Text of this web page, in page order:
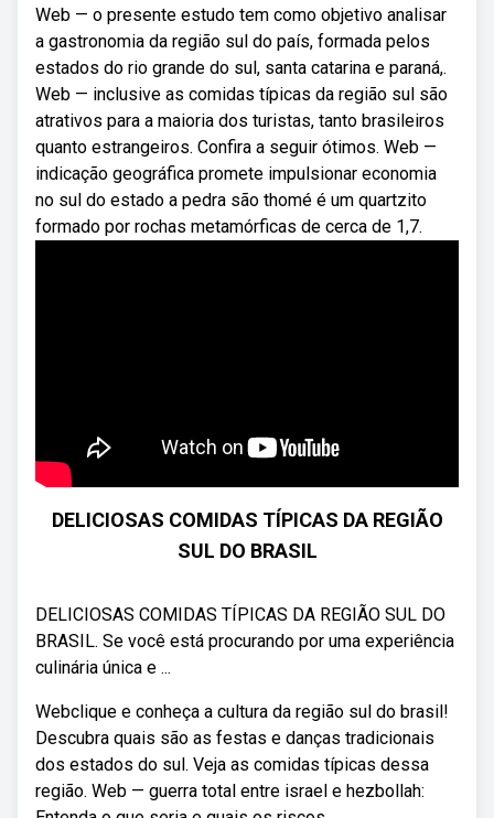
Web — o presente estudo tem como objetivo analisar
a gastronomia da região sul do país, formada pelos
estados do rio grande do sul, santa catarina e paraná,.
Web — inclusive as comidas típicas da região sul são
atrativos para a maioria dos turistas, tanto brasileiros
quanto estrangeiros. Confira a seguir ótimos. Web —
indicação geográfica promete impulsionar economia
no sul do estado a pedra são thomé é um quartzito
formado por rochas metamórficas de cerca de 1,7.
DELICIOSAS COMIDAS TÍPICAS DA REGIÃO
SUL DO BRASIL
DELICIOSAS COMIDAS TÍPICAS DA REGIÃO SUL DO
BRASIL. Se você está procurando por uma experiência
culinária única e ...
Webclique e conheça a cultura da região sul do brasil!
Descubra quais são as festas e danças tradicionais
dos estados do sul. Veja as comidas típicas dessa
região. Web — guerra total entre israel e hezbollah: